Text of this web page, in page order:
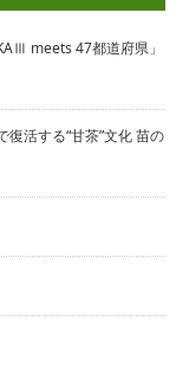
meets 47都道府県」
復活する“甘茶”文化 苗の